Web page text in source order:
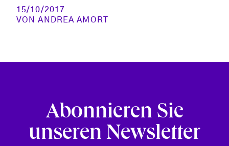
15/10/2017
VONANDREA AMORT
Abonnieren Sie
unseren Newsletter